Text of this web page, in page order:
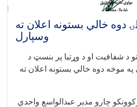
دوه خالي بستونه اعلان ته
وسپارل
د شفافیت او د وړتیا پر بنسټ د
موخه دوه خالي بستونه اعلان ته
چارو مدیر عبدالواسع واحدي